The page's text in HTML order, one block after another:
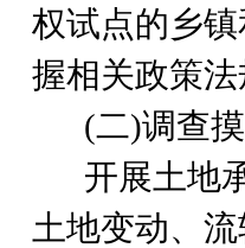
权试点的乡
握相关政策
(二)调查
开展土地
土地变动、